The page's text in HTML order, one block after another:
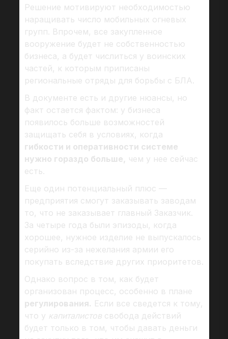
Решение мотивируют необходимостью
наращивать число мобильных огневых
групп. Впрочем, все закупленное
вооружение будет не собственностью
бизнеса, а будет числиться у воинских
частей, к которым приписаны
региональные отряды для борьбы с БЛА.
В документе есть и другие нюансы, но
факт остается фактом: у бизнеса
появилось больше возможностей
защищать себя в условиях, когда
гибкости и оперативности системе
нужно гораздо больше, чем у нее сейчас
есть.
Еще один потенциальный плюс —
предприятия смогут заказывать заводам
то, что не заказывает главный Заказчик.
За четыре года были эпизоды, когда
хорошее, нужное изделие не выпускалось
серийно из-за нежелания армии его
покупать вследствие других приоритетов.
Однако вопрос в том, как будет
организован процесс, особенно в плане
регулирования. Если все сведется к тому,
что у капиталистовсвобода действий
будет только в том, чтобы давать деньги